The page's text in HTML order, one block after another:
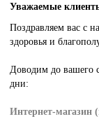
Уважаемые
Поздравляем вас с
здоровья и
Доводим до вашего
дни:
Интернет-магазин